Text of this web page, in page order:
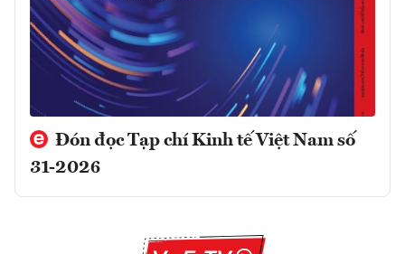
Đón đọc Tạp chí Kinh tế Việt Nam số
31-2026